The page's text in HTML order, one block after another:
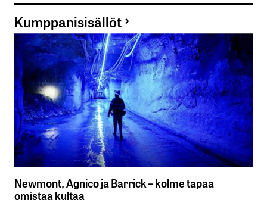
Kumppanisisällöt
Newmont, Agnico ja Barrick – kolme tapaa
omistaa kultaa